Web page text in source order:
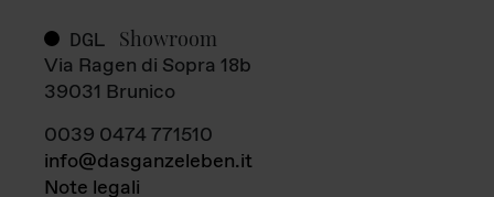
DGL Showroom
Via Ragen di Sopra 18b
39031 Brunico
0039 0474 771510
info@dasganzeleben.it
Note legali